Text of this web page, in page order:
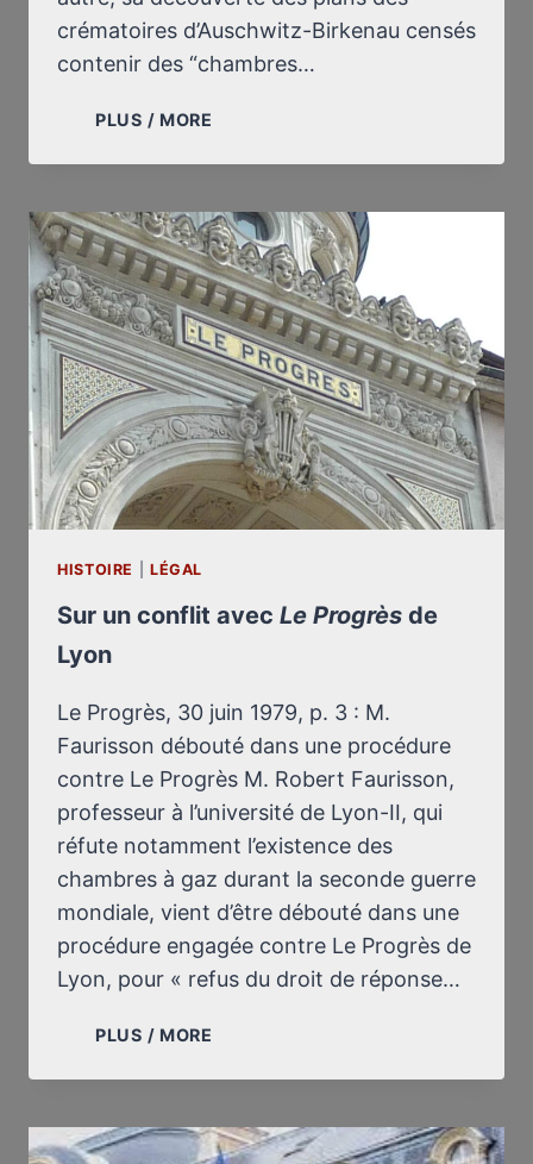
crématoires d’Auschwitz-Birkenau censés
contenir des “chambres…
PLUS / MORE
TOUR”
PATRICK
D’HONDT
(VIDÉO)
HISTOIRE LÉGAL
Sur un conflit avec Le Progrès de
Lyon
Le Progrès, 30 juin 1979, p. 3 : M.
Faurisson débouté dans une procédure
contre Le Progrès M. Robert Faurisson,
professeur à l’université de Lyon-II, qui
réfute notamment l’existence des
chambres à gaz durant la seconde guerre
mondiale, vient d’être débouté dans une
procédure engagée contre Le Progrès de
Lyon, pour « refus du droit de réponse…
PLUS / MORE
CONFLIT
LE